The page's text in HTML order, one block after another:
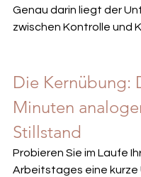
Genau darin liegt der
zwischen Kontrolle und
Die Kernübung:
Minuten
Stillstand
Probieren Sie im Laufe
Arbeitstages eine kurze